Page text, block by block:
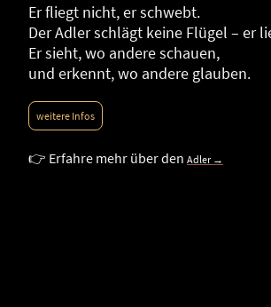
Er fliegt nicht, er schwebt.
Der Adler schlägt keine Flügel – er
Er sieht, wo andere schauen,
und erkennt, wo andere glauben.
weitere Infos
👉 Erfahre mehr über den Adler →